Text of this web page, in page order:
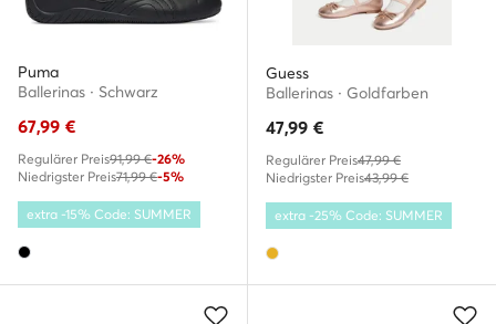
Puma
Ballerinas · Schwarz
67,99 €
Regulärer Preis91,99 €-26%
Niedrigster Preis71,99 €-5%
extra -15% Code: SUMMER
Guess
Ballerinas · Goldfarben
47,99 €
Regulärer Preis47,99 €
Niedrigster Preis43,99 €
extra -25% Code: SUMMER